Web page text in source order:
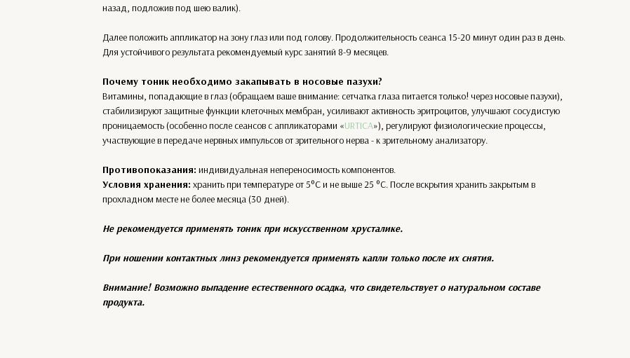
назад, подложив под шею валик).
Далее положить аппликатор на зону глаз или под голову. Продолжительность сеанса 15-20 минут один раз в день.
Для устойчивого результата рекомендуемый курс занятий 8-9 месяцев.
Почему тоник необходимо закапывать в носовые пазухи?
Витамины, попадающие в глаз (обращаем ваше внимание: сетчатка глаза питается только! через носовые пазухи),
стабилизируют защитные функции клеточных мембран, усиливают активность эритроцитов, улучшают сосудистую
проницаемость (особенно после сеансов с аппликаторами «URTICA»), регулируют физиологические процессы,
участвующие в передаче нервных импульсов от зрительного нерва - к зрительному анализатору.
Противопоказания: индивидуальная непереносимость компонентов.
Условия хранения: хранить при температуре от 5°С и не выше 25 °С. После вскрытия хранить закрытым в
прохладном месте не более месяца (30 дней).
Не рекомендуется применять тоник при искусственном хрусталике.
При ношении контактных линз рекомендуется применять капли только после их снятия.
Внимание! Возможно выпадение естественного осадка, что свидетельствует о натуральном составе
продукта.